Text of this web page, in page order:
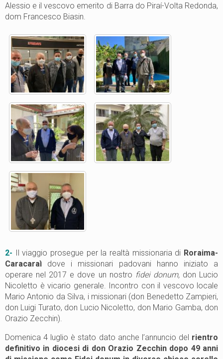
Alessio e il vescovo emerito di Barra do Piraí-Volta Redonda,
dom Francesco Biasin.
2- Il viaggio prosegue per la realtà missionaria di Roraima-
Caracaraì dove i missionari padovani hanno iniziato a
operare nel 2017 e dove un nostro fidei donum,don Lucio
Nicoletto è vicario generale. Incontro con il vescovo locale
Mario Antonio da Silva, i missionari (don Benedetto Zampieri,
don Luigi Turato, don Lucio Nicoletto, don Mario Gamba, don
Orazio Zecchin).
Domenica 4 luglio è stato dato anche l’annuncio del rientro
definitivo in diocesi di don Orazio Zecchin dopo 49 anni